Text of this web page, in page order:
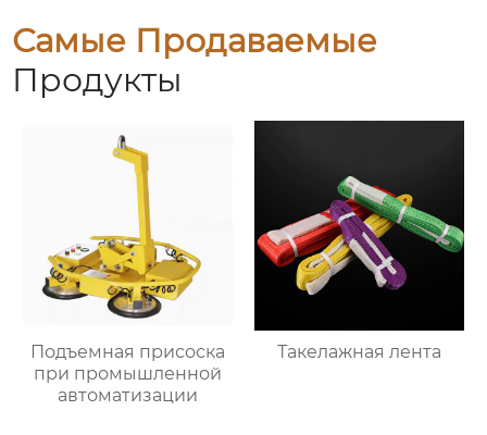
Самые Продаваемые
Продукты
Подъемная присоска
при промышленной
автоматизации
Такелажная лента